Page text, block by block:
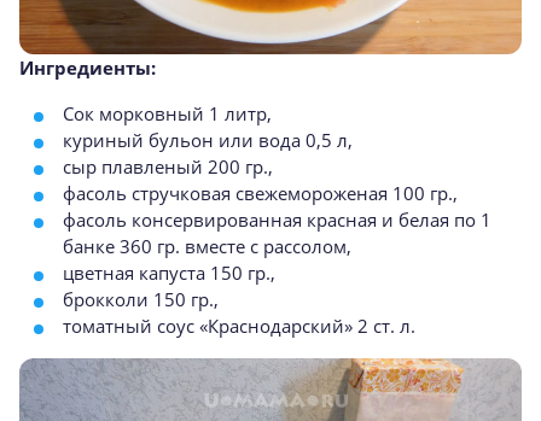
Ингредиенты:
Сок морковный 1 литр,
куриный бульон или вода 0,5 л,
сыр плавленый 200 гр.,
фасоль стручковая свежемороженая 100 гр.,
фасоль консервированная красная и белая по 1
банке 360 гр. вместе с рассолом,
цветная капуста 150 гр.,
брокколи 150 гр.,
томатный соус «Краснодарский» 2 ст. л.